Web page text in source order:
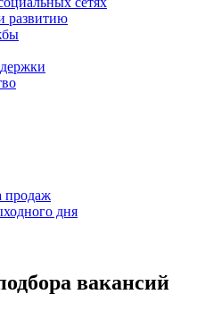
развитию
продаж
дня
вакансий